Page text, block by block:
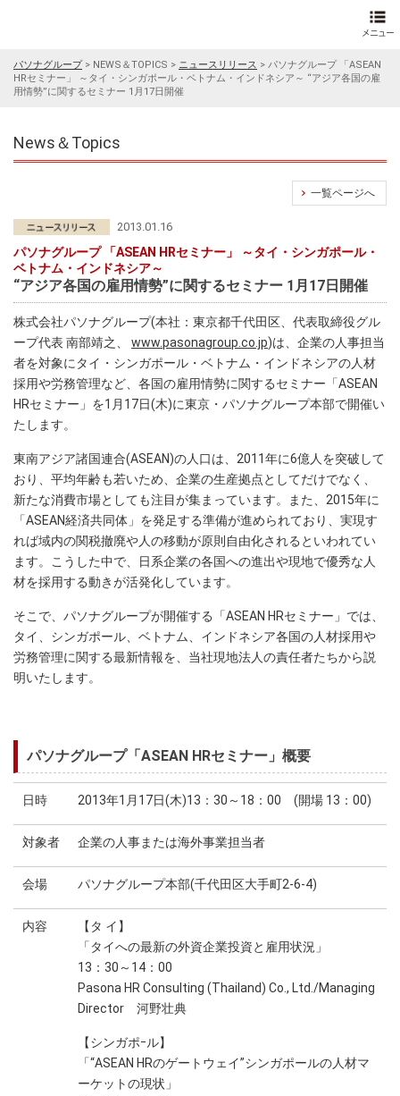
パソナグループ> NEWS＆TOPICS > ニュースリリース > パソナグループ 「ASEAN
HRセミナー」 ～タイ・シンガポール・ベトナム・インドネシア～ “アジア各国の雇
用情勢”に関するセミナー 1月17日開催
News＆Topics
一覧ページへ
2013.01.16
パソナグループ 「ASEAN HRセミナー」 ～タイ・シンガポール・
ベトナム・インドネシア～
“アジア各国の雇用情勢”に関するセミナー 1月17日開催
株式会社パソナグループ(本社：東京都千代田区、代表取締役グル
ープ代表 南部靖之、 www.pasonagroup.co.jp)は、企業の人事担当
者を対象にタイ・シンガポール・ベトナム・インドネシアの人材
採用や労務管理など、各国の雇用情勢に関するセミナー「ASEAN
HRセミナー」を1月17日(木)に東京・パソナグループ本部で開催い
たします。
東南アジア諸国連合(ASEAN)の人口は、2011年に6億人を突破して
おり、平均年齢も若いため、企業の生産拠点としてだけでなく、
新たな消費市場としても注目が集まっています。また、2015年に
「ASEAN経済共同体」を発足する準備が進められており、実現す
れば域内の関税撤廃や人の移動が原則自由化されるといわれてい
ます。こうした中で、日系企業の各国への進出や現地で優秀な人
材を採用する動きが活発化しています。
そこで、パソナグループが開催する「ASEAN HRセミナー」では、
タイ、シンガポール、ベトナム、インドネシア各国の人材採用や
労務管理に関する最新情報を、当社現地法人の責任者たちから説
明いたします。
パソナグループ「ASEAN HRセミナー」概要
日時 2013年1月17日(木)13：30～18：00 (開場 13：00)
対象者 企業の人事または海外事業担当者
会場 パソナグループ本部(千代田区大手町2-6-4)
内容
【タ イ】
「タイへの最新の外資企業投資と雇用状況」
13：30～14：00
Pasona HR Consulting (Thailand) Co., Ltd./Managing
Director 河野壮典
【シンガポｰル】
「“ASEAN HRのゲートウェイ”シンガポールの人材マ
ーケットの現状」